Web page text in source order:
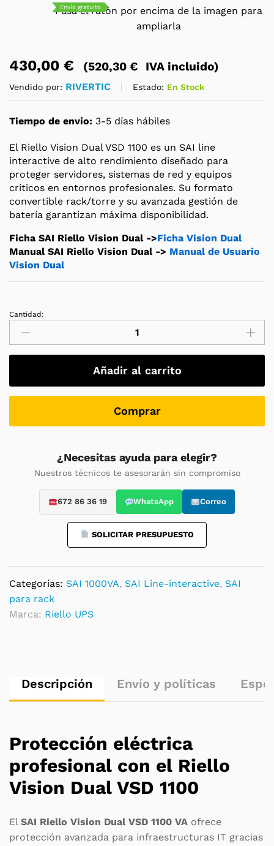
Pasa el ratón por encima de la imagen para
ampliarla
Envío gratuito
430,00 € (520,30 € IVA incluido)
Vendido por: RIVERTIC Estado: En Stock
Tiempo de envío: 3-5 días hábiles
El Riello Vision Dual VSD 1100 es un SAI line
interactive de alto rendimiento diseñado para
proteger servidores, sistemas de red y equipos
críticos en entornos profesionales. Su formato
convertible rack/torre y su avanzada gestión de
batería garantizan máxima disponibilidad.
Ficha SAI Riello Vision Dual ->Ficha Vision Dual
Manual SAI Riello Vision Dual -> Manual de Usuario
Vision Dual
SAI
Riello
Vision
1100
Line
Rack/Torre
quantity
Cantidad:
Añadir al carrito
Comprar
¿Necesitas ayuda para elegir?
Nuestros técnicos te asesorarán sin compromiso
672 86 36 19 WhatsApp Correo
SOLICITAR PRESUPUESTO
Categorías: SAI 1000VA, SAI Line-interactive, SAI
para rack
Marca: Riello UPS
Descripción Envío y políticas
Protección eléctrica
profesional con el Riello
Vision Dual VSD 1100
El SAI Riello Vision Dual VSD 1100 VA ofrece
protección avanzada para infraestructuras IT gracias